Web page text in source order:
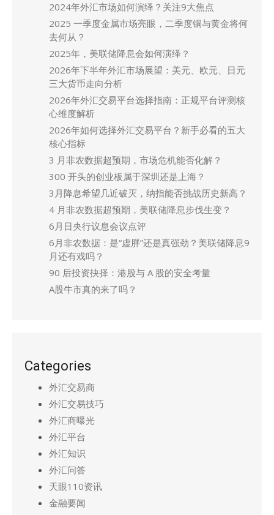
2024年外汇市场如何演绎？关注9大焦点
2025 一季度金属市场亮眼，二季度铜与黄金将何
去何从？
2025年，美联储降息会如何演绎？
2026年下半年外汇市场展望：美元、欧元、日元
三大货币走向分析
2026年外汇交易平台选择指南：正规平台评测核
心维度解析
2026年如何选择外汇交易平台？新手必看的五大
核心指标
3 月非农数据超预期，市场危机能否化解？
300 开头的创业板属于深圳还是上海？
3月降息希望几近破灭，纳指能否挑战历史新高？
4 月非农数据超预期，美联储降息步伐生变？
6月日央行议息会议点评
6月非农数据：是“虚胖”还是真强劲？美联储降息9
月还有戏吗？
90 后投资抉择：港股与 A 股的安全考量
A股牛市真的来了吗？
Categories
外汇交易商
外汇交易技巧
外汇商曝光
外汇平台
外汇知识
外汇问答
天眼110资讯
金融要闻